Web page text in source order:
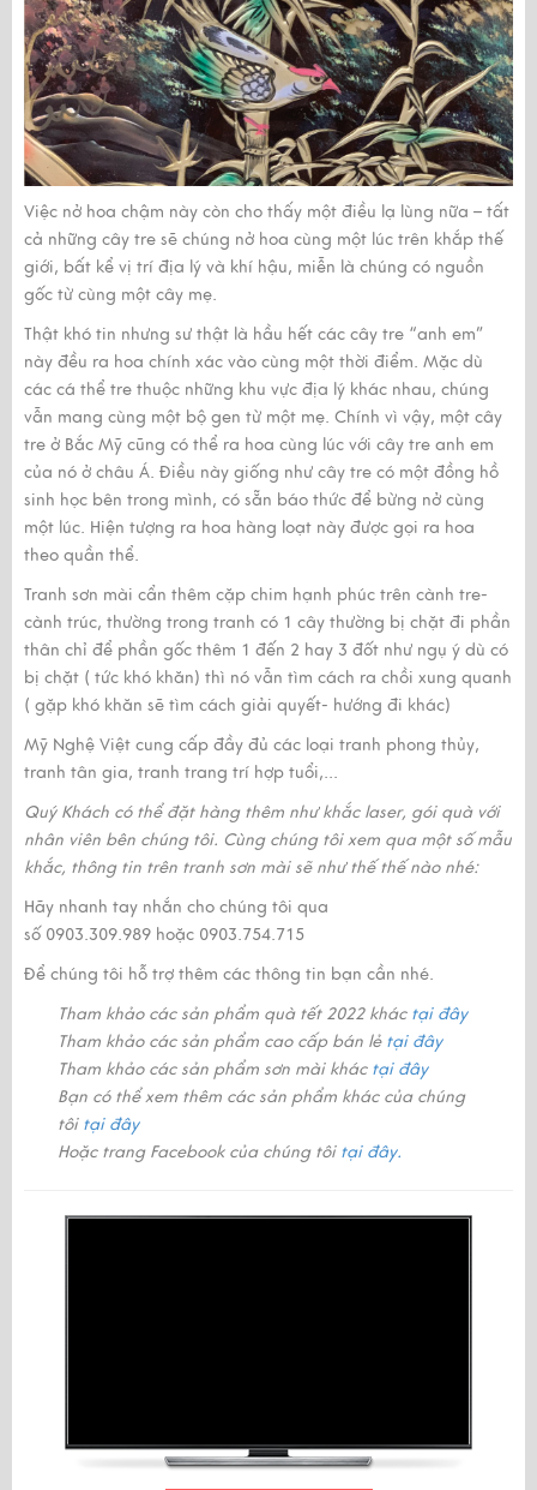
Việc nở hoa chậm này còn cho thấy một điều lạ lùng nữa – tất
cả những cây tre sẽ chúng nở hoa cùng một lúc trên khắp thế
giới, bất kể vị trí địa lý và khí hậu, miễn là chúng có nguồn
gốc từ cùng một cây mẹ.
Thật khó tin nhưng sư thật là hầu hết các cây tre “anh em”
này đều ra hoa chính xác vào cùng một thời điểm. Mặc dù
các cá thể tre thuộc những khu vực địa lý khác nhau, chúng
vẫn mang cùng một bộ gen từ một mẹ. Chính vì vậy, một cây
tre ở Bắc Mỹ cũng có thể ra hoa cùng lúc với cây tre anh em
của nó ở châu Á. Điều này giống như cây tre có một đồng hồ
sinh học bên trong mình, có sẵn báo thức để bừng nở cùng
một lúc. Hiện tượng ra hoa hàng loạt này được gọi ra hoa
theo quần thể.
Tranh sơn mài cẩn thêm cặp chim hạnh phúc trên cành tre-
cành trúc, thường trong tranh có 1 cây thường bị chặt đi phần
thân chỉ để phần gốc thêm 1 đến 2 hay 3 đốt như ngụ ý dù có
bị chặt ( tức khó khăn) thì nó vẫn tìm cách ra chồi xung quanh
( gặp khó khăn sẽ tìm cách giải quyết- hướng đi khác)
Mỹ Nghệ Việt cung cấp đầy đủ các loại tranh phong thủy,
tranh tân gia, tranh trang trí hợp tuổi,...
Quý Khách có thể đặt hàng thêm như khắc laser, gói quà với
nhân viên bên chúng tôi. Cùng chúng tôi xem qua một số mẫu
khắc, thông tin trên tranh sơn mài sẽ như thế thế nào nhé:
Hãy nhanh tay nhắn cho chúng tôi qua
số 0903.309.989 hoặc 0903.754.715
Để chúng tôi hỗ trợ thêm các thông tin bạn cần nhé.
Tham khảo các sản phẩm quà tết 2022 khác tại đây
Tham khảo các sản phẩm cao cấp bán lẻ tại đây
Tham khảo các sản phẩm sơn mài khác tại đây
Bạn có thể xem thêm các sản phẩm khác của chúng
tôi tại đây
Hoặc trang Facebook của chúng tôi tại đây.